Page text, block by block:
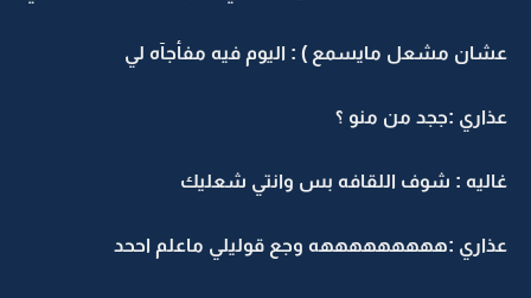
عشان مشعل مايسمع ) : اليوم فيه مفأجآه لي
عذاري :ججد من منو ؟
غاليه : شوف اللقافه بس وانتي شعليك
عذاري :هههههههههه وجع قوليلي ماعلم اححد